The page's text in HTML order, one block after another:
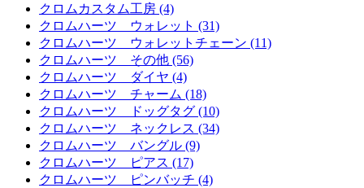
クロムカスタム工房 (4)
クロムハーツ ウォレット (31)
クロムハーツ ウォレットチェーン (11)
クロムハーツ その他 (56)
クロムハーツ ダイヤ (4)
クロムハーツ チャーム (18)
クロムハーツ ドッグタグ (10)
クロムハーツ ネックレス (34)
クロムハーツ バングル (9)
クロムハーツ ピアス (17)
クロムハーツ ピンバッチ (4)